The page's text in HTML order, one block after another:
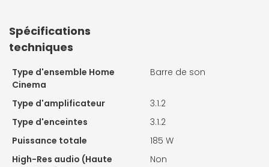
Spécifications
techniques
Type d'ensemble Home
Cinema
Barre de son
Type d'amplificateur
3.1.2
Type d'enceintes
3.1.2
Puissance totale
185 W
High-Res audio (Haute
Non